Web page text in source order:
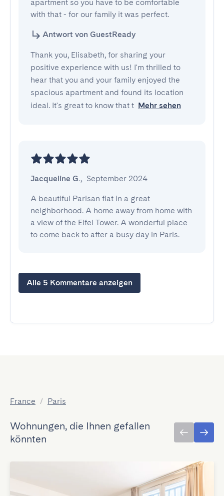
apartment so you have to be comfortable
with that - for our family it was perfect.
Antwort von GuestReady
Thank you, Elisabeth, for sharing your
positive experience with us! I'm thrilled to
hear that you and your family enjoyed the
spacious apartment and found its location
ideal. It's great to know that t Mehr sehen
Jacqueline G., September 2024
A beautiful Parisan flat in a great
neighborhood. A home away from home with
a view of the Eifel Tower. A wonderful place
to come back to after a busy day in Paris.
Alle 5 Kommentare anzeigen
France / Paris
Wohnungen, die Ihnen gefallen
könnten